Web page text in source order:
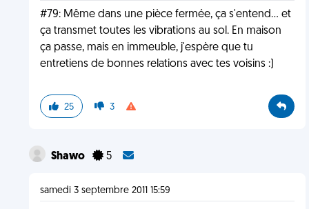
#79: Même dans une pièce fermée, ça s'entend... et
ça transmet toutes les vibrations au sol. En maison
ça passe, mais en immeuble, j'espère que tu
entretiens de bonnes relations avec tes voisins :)
25 3
Shawo 5
samedi 3 septembre 2011 15:59